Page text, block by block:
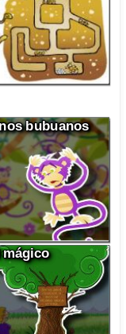
bubuanos
mágico